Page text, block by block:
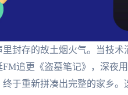
封存的故土烟火气。当技术
追更《盗墓笔记》，深夜
于重新拼凑出完整的家乡。